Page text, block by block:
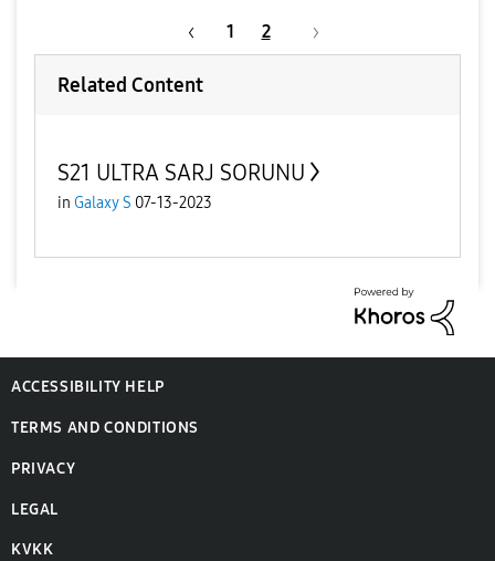
1 2
Related Content
S21 ULTRA SARJ SORUNU
in Galaxy S 07-13-2023
ACCESSIBILITY HELP
TERMS AND CONDITIONS
PRIVACY
LEGAL
KVKK